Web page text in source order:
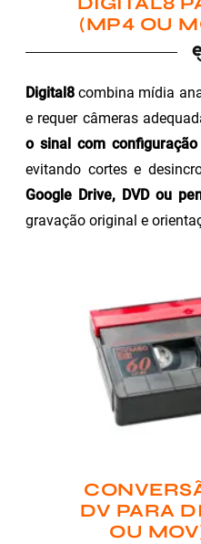
(MP4 OU
Digital8 combina mídia
e requer câmeras
o sinal com
evitando cortes e
Google Drive, DVD ou
gravação original e
DV PARA
OU